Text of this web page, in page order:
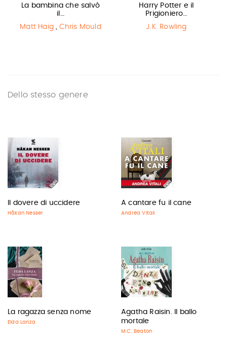
La bambina che salvò
il…
Matt Haig , Chris Mould
Harry Potter e il
Prigioniero…
J.K. Rowling
Dello stesso genere
Il dovere di uccidere
Håkan Nesser
A cantare fu il cane
Andrea Vitali
La ragazza senza nome
Elda Lanza
Agatha Raisin. Il ballo
mortale
M.C. Beaton